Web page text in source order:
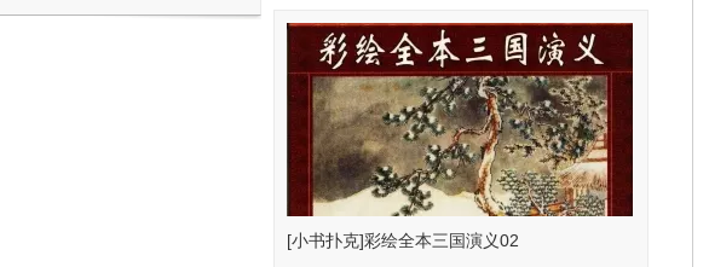
[小书扑克]彩绘全本三国演义02